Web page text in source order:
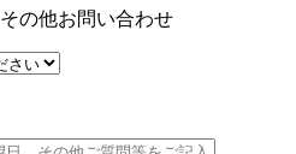
その他お問い合わせ